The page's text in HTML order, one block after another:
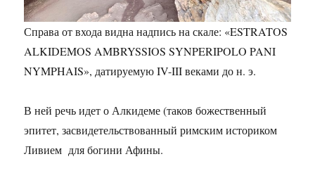
Справа от входа видна надпись на скале: «ESTRATOS
ALKIDEMOS AMBRYSSIOS SYNPERIPOLO PANI
NYMPHAIS», датируемую IV-III веками до н. э.
В ней речь идет о Алкидеме (таков божественный
эпитет, засвидетельствованный римским историком
Ливием для богини Афины.